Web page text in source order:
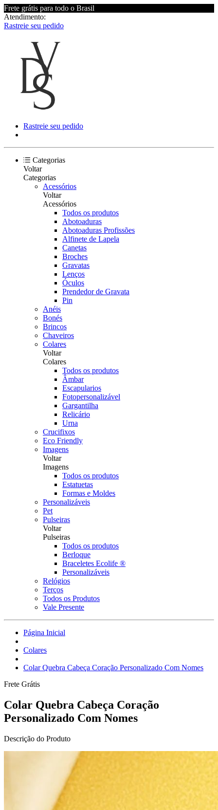
Frete grátis para todo o Brasil
Atendimento:
Rastreie seu pedido
Rastreie seu pedido
Categorias
Voltar
Categorias
Acessórios
Voltar
Acessórios
Todos os produtos
Abotoaduras
Abotoaduras Profissões
Alfinete de Lapela
Canetas
Broches
Gravatas
Lenços
Óculos
Prendedor de Gravata
Pin
Anéis
Bonés
Brincos
Chaveiros
Colares
Voltar
Colares
Todos os produtos
Âmbar
Escapularios
Fotopersonalizável
Gargantilha
Relicário
Urna
Crucifixos
Eco Friendly
Imagens
Voltar
Imagens
Todos os produtos
Estatuetas
Formas e Moldes
Personalizáveis
Pet
Pulseiras
Voltar
Pulseiras
Todos os produtos
Berloque
Braceletes Ecolife ®
Personalizáveis
Relógios
Terços
Todos os Produtos
Vale Presente
Página Inicial
Colares
Colar Quebra Cabeça Coração Personalizado Com Nomes
Frete Grátis
Colar Quebra Cabeça Coração
Personalizado Com Nomes
Descrição do Produto